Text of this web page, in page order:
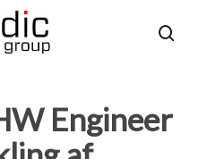
Engineer